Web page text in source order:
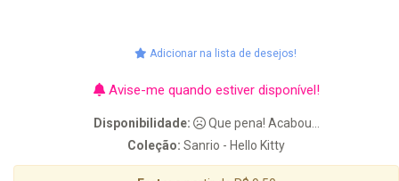
Adicionar na lista de desejos!
Avise-me quando estiver disponível!
Disponibilidade:
Que pena! Acabou...
Coleção: Sanrio - Hello Kitty